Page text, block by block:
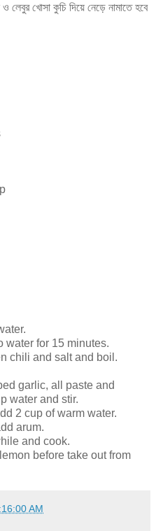
লেবুর খোসা কুচি দিয়ে নেড়ে নামাতে হবে
water for 15 minutes.
chili and salt and boil.
garlic, all paste and
water and stir.
2 cup of warm water.
arum.
and cook.
before take out from
AM